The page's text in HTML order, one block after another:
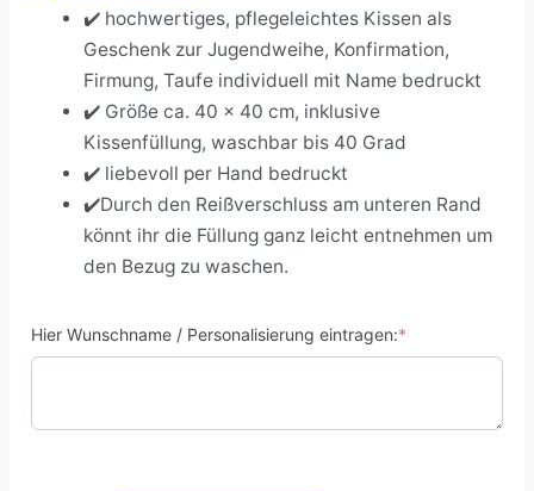
✔️ hochwertiges, pflegeleichtes Kissen als
Geschenk zur Jugendweihe, Konfirmation,
Firmung, Taufe individuell mit Name bedruckt
✔️ Größe ca. 40 x 40 cm, inklusive
Kissenfüllung, waschbar bis 40 Grad
✔️ liebevoll per Hand bedruckt
✔️Durch den Reißverschluss am unteren Rand
könnt ihr die Füllung ganz leicht entnehmen um
den Bezug zu waschen.
Hier Wunschname / Personalisierung eintragen:*